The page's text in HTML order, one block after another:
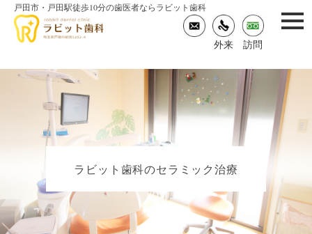
戸田市・戸田駅徒歩10分の歯医者ならラビット歯科
外来 訪問
ラビット歯科のセラミック治療